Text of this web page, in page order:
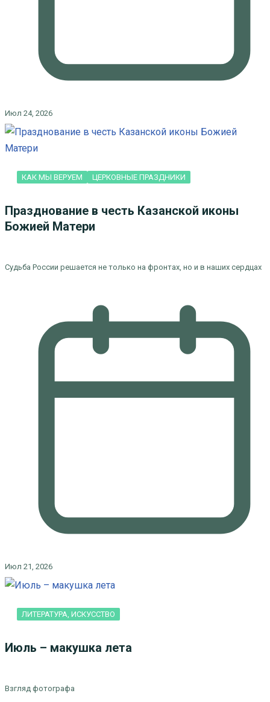
Июл 24, 2026
КАК МЫ ВЕРУЕМ ЦЕРКОВНЫЕ ПРАЗДНИКИ
Празднование в честь Казанской иконы
Божией Матери
Судьба России решается не только на фронтах, но и в наших сердцах
Июл 21, 2026
ЛИТЕРАТУРА, ИСКУCСТВО
Июль – макушка лета
Взгляд фотографа